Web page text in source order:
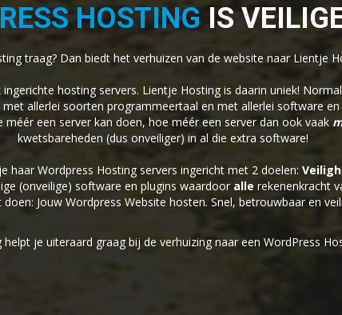
HOSTING IS
traag? Dan biedt het verhuizen van de website naar Lientje
hosting servers. Lientje Hosting is daarin uniek!
allerlei soorten programmeertaal en met allerlei software
een server kan doen, hoe méér een server dan ook vaak
kwetsbareheden (dus onveiliger) in al die extra software!
haar Wordpress Hosting servers ingericht met 2 doelen:
(onveilige) software en plugins waardoor alle rekenenkracht
Jouw Wordpress Website hosten. Snel, betrouwbaar en
je uiteraard graag bij de verhuizing naar een WordPress